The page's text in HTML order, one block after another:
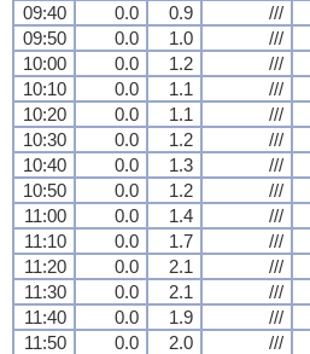
09:40
0.0 0.9 ///
09:50
0.0 1.0 ///
10:00
0.0 1.2 ///
10:10
0.0 1.1 ///
10:20
0.0 1.1 ///
10:30
0.0 1.2 ///
10:40
0.0 1.3 ///
10:50
0.0 1.2 ///
11:00
0.0 1.4 ///
11:10
0.0 1.7 ///
11:20
0.0 2.1 ///
11:30
0.0 2.1 ///
11:40
0.0 1.9 ///
11:50
0.0 2.0 ///